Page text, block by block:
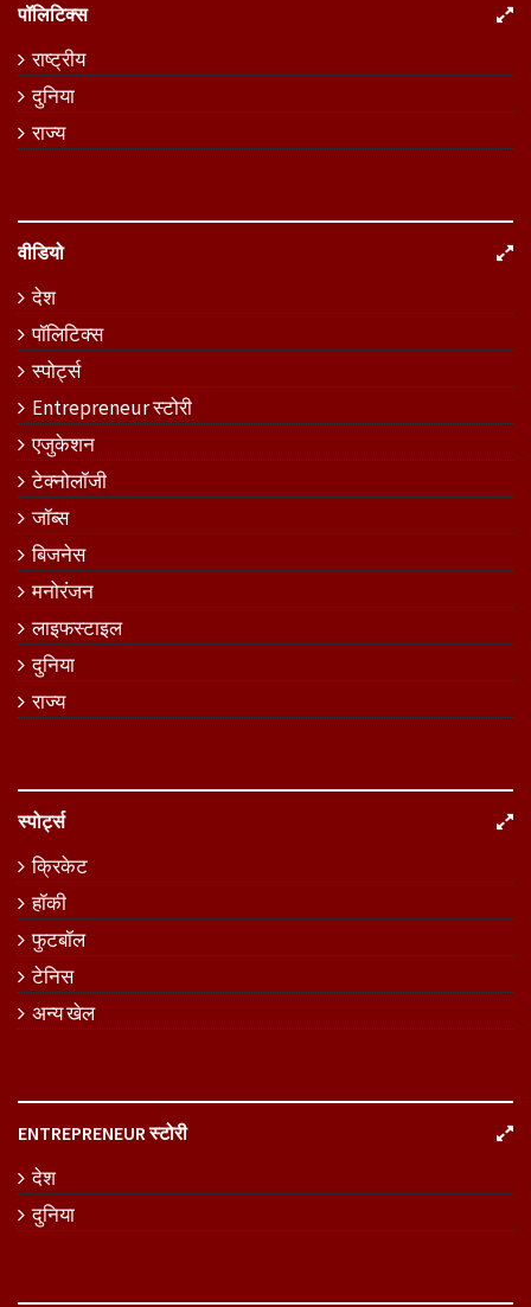
पॉलिटिक्स
राष्ट्रीय
दुनिया
राज्य
वीडियो
देश
पॉलिटिक्स
स्पोर्ट्स
Entrepreneur स्टोरी
एजुकेशन
टेक्नोलॉजी
जॉब्स
बिजनेस
मनोरंजन
लाइफस्टाइल
दुनिया
राज्य
स्पोर्ट्स
क्रिकेट
हॉकी
फुटबॉल
टेनिस
अन्य खेल
ENTREPRENEUR स्टोरी
देश
दुनिया